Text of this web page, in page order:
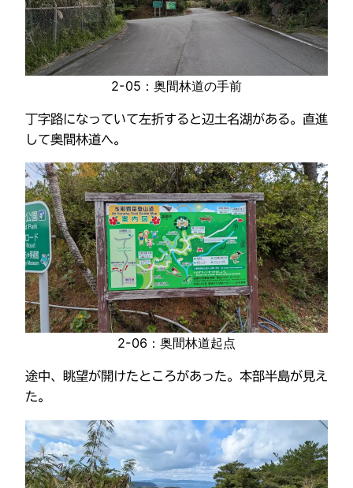
2-05：奥間林道の手前
丁字路になっていて左折すると辺土名湖がある。直進
して奥間林道へ。
2-06：奥間林道起点
途中、眺望が開けたところがあった。本部半島が見え
た。